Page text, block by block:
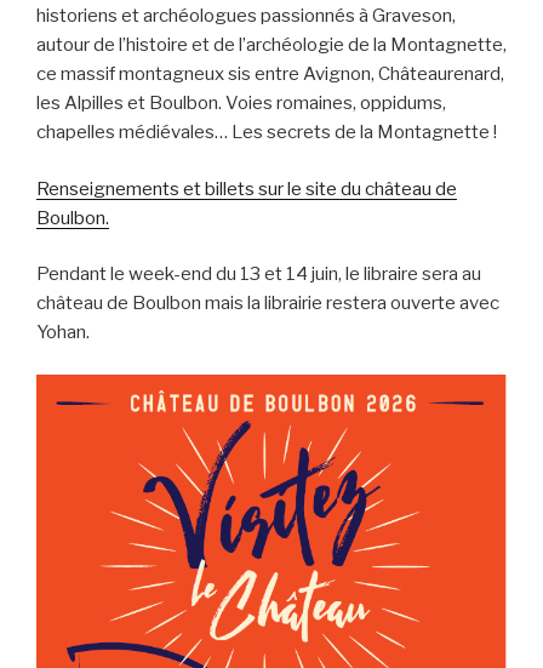
historiens et archéologues passionnés à Graveson,
autour de l’histoire et de l’archéologie de la Montagnette,
ce massif montagneux sis entre Avignon, Châteaurenard,
les Alpilles et Boulbon. Voies romaines, oppidums,
chapelles médiévales… Les secrets de la Montagnette !
Renseignements et billets sur le site du château de
Boulbon.
Pendant le week-end du 13 et 14 juin, le libraire sera au
château de Boulbon mais la librairie restera ouverte avec
Yohan.